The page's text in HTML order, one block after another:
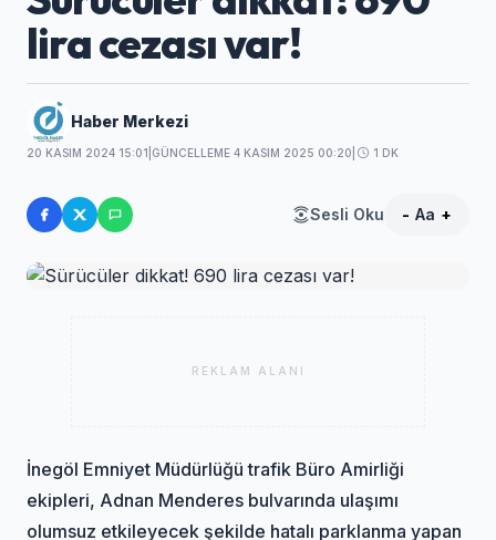
lira cezası var!
Haber Merkezi
20 KASIM 2024 15:01 GÜNCELLEME 4 KASIM 2025 00:20 1 DK
Sesli Oku - Aa +
REKLAM ALANI
İnegöl Emniyet Müdürlüğü trafik Büro Amirliği
ekipleri, Adnan Menderes bulvarında ulaşımı
olumsuz etkileyecek şekilde hatalı parklanma yapan